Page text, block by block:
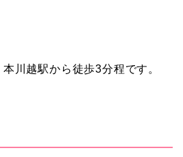
川越駅から徒歩3分程です。